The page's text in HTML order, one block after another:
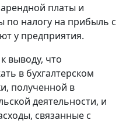
платы и
по налогу на прибыль с
у предприятия.
выводу, что
в бухгалтерском
полученной в
деятельности, и
связанные с